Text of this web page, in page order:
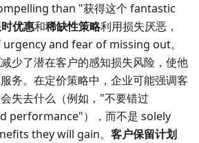
than "获得这个 fantastic
优惠和稀缺性策略利用损失厌恶，
and fear of missing out。
减少了潜在客户的感知损失风险，使他
务。在定价策略中，企业可能强调客
失去什么（例如，"不要错过
performance"），而不是 solely
they will gain。 客户保留计划